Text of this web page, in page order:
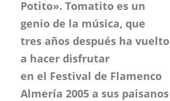
Potito». Tomatito es un
genio de la música, que
tres años después ha vuelto
a hacer disfrutar
en el Festival de Flamenco
Almería 2005 a sus paisanos